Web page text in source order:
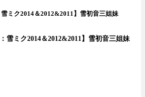
ミク2014＆2012&2011】雪初音三姐妹
雪ミク2014＆2012&2011】雪初音三姐妹